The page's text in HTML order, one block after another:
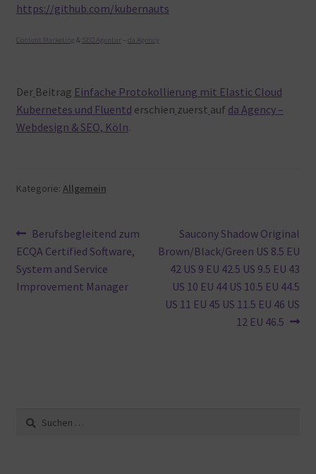
https://github.com/kubernauts
Content Marketing & SEO Agentur da Agency
Der Beitrag Einfache Protokollierung mit Elastic Cloud
Kubernetes und Fluentd erschien zuerst auf da Agency –
Webdesign & SEO, Köln.
Kategorie: Allgemein
Beitragsnavigation
Vorheriger
Beitrag:
Berufsbegleitend zum
ECQA Certified Software,
System and Service
Improvement Manager
Nächster
Beitrag:
Saucony Shadow Original
Brown/Black/Green US 8.5 EU
42 US 9 EU 42.5 US 9.5 EU 43
US 10 EU 44 US 10.5 EU 44.5
US 11 EU 45 US 11.5 EU 46 US
12 EU 46.5
Suche
nach: